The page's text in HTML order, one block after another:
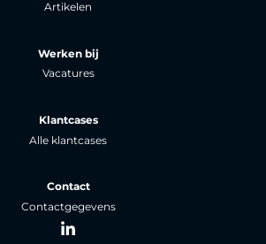
Artikelen
Werken bij
Vacatures
Klantcases
Alle klantcases
Contact
Contactgegevens
LinkedIn